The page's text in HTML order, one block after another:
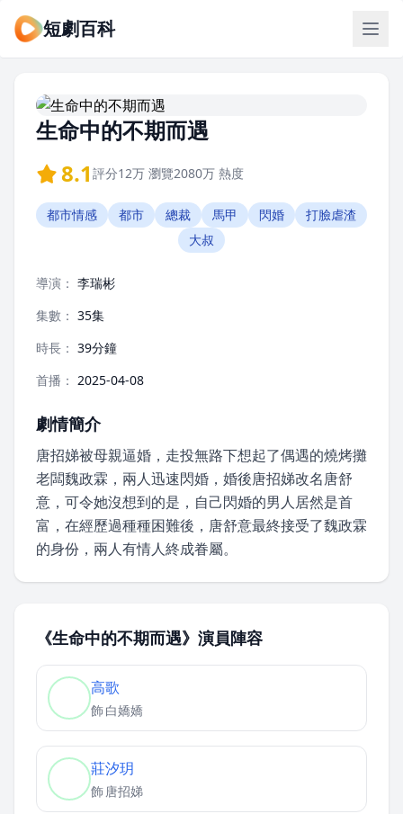
短劇百科
生命中的不期而遇
8.1 評分12万 瀏覽2080万 熱度
都市情感 都市 總裁 馬甲 閃婚
打臉虐渣
大叔
導演： 李瑞彬
集數： 35集
時長： 39分鐘
首播： 2025-04-08
劇情簡介
唐招娣被母親逼婚，走投無路下想起了偶遇的燒烤攤
老闆魏政霖，兩人迅速閃婚，婚後唐招娣改名唐舒
意，可令她沒想到的是，自己閃婚的男人居然是首
富，在經歷過種種困難後，唐舒意最終接受了魏政霖
的身份，兩人有情人終成眷屬。
《生命中的不期而遇》演員陣容
高歌
飾白嬌嬌
莊汐玥
飾唐招娣